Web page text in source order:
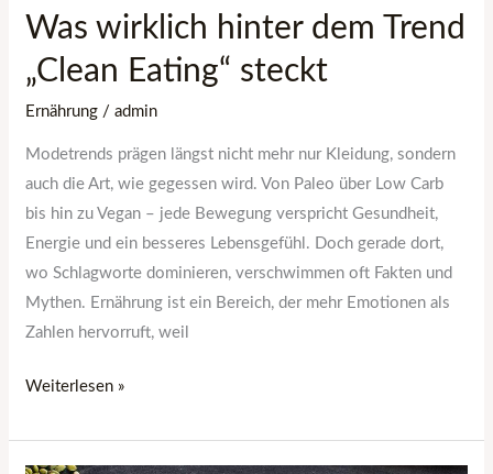
Was wirklich hinter dem Trend
„Clean Eating“ steckt
Ernährung /admin
Modetrends prägen längst nicht mehr nur Kleidung, sondern
auch die Art, wie gegessen wird. Von Paleo über Low Carb
bis hin zu Vegan – jede Bewegung verspricht Gesundheit,
Energie und ein besseres Lebensgefühl. Doch gerade dort,
wo Schlagworte dominieren, verschwimmen oft Fakten und
Mythen. Ernährung ist ein Bereich, der mehr Emotionen als
Zahlen hervorruft, weil
Weiterlesen »